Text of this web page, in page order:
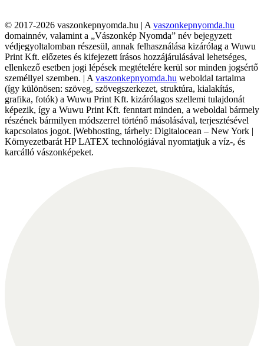
© 2017-2026 vaszonkepnyomda.hu | A vaszonkepnyomda.hu
domainnév, valamint a „Vászonkép Nyomda” név bejegyzett
védjegyoltalomban részesül, annak felhasználása kizárólag a Wuwu
Print Kft. előzetes és kifejezett írásos hozzájárulásával lehetséges,
ellenkező esetben jogi lépések megtételére kerül sor minden jogsértő
személlyel szemben. | A vaszonkepnyomda.hu weboldal tartalma
(így különösen: szöveg, szövegszerkezet, struktúra, kialakítás,
grafika, fotók) a Wuwu Print Kft. kizárólagos szellemi tulajdonát
képezik, így a Wuwu Print Kft. fenntart minden, a weboldal bármely
részének bármilyen módszerrel történő másolásával, terjesztésével
kapcsolatos jogot. |Webhosting, tárhely: Digitalocean – New York |
Környezetbarát HP LATEX technológiával nyomtatjuk a víz-, és
karcálló vászonképeket.